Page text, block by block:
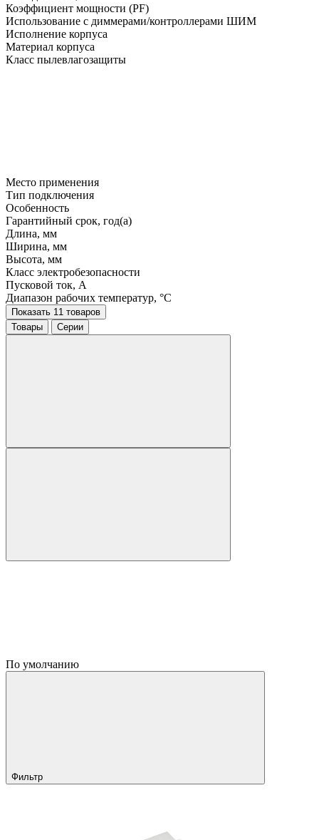
Коэффициент мощности (PF)
Использование с диммерами/контроллерами ШИМ
Исполнение корпуса
Материал корпуса
Класс пылевлагозащиты
Место применения
Тип подключения
Особенность
Гарантийный срок, год(а)
Длина, мм
Ширина, мм
Высота, мм
Класс электробезопасности
Пусковой ток, A
Диапазон рабочих температур, °C
Показать 11 товаров
Товары
Серии
По умолчанию
Фильтр